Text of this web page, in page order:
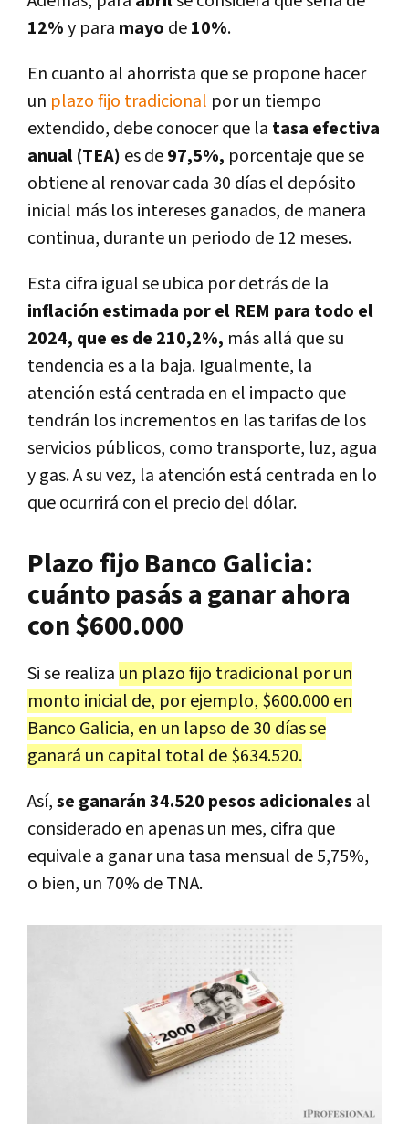
12%y para mayo de10%.
En cuanto al ahorrista que se propone hacer
un plazo fijo tradicional por un tiempo
extendido, debe conocer que la tasa efectiva
anual (TEA) es de97,5%, porcentaje que se
obtiene al renovar cada 30 días el depósito
inicial más los intereses ganados, de manera
continua, durante un periodo de 12 meses.
Esta cifra igual se ubica por detrás de la
inflación estimada por el REM para todo el
2024, que es de 210,2%, más allá que su
tendencia es a la baja. Igualmente, la
atención está centrada en el impacto que
tendrán los incrementos en las tarifas de los
servicios públicos, como transporte, luz, agua
y gas. A su vez, la atención está centrada en lo
que ocurrirá con el precio del dólar.
Plazo fijo Banco Galicia:
cuánto pasás a ganar ahora
con $600.000
Si se realiza un plazo fijo tradicional por un
monto inicial de, por ejemplo, $600.000 en
Banco Galicia, en un lapso de 30 días se
ganará un capital total de $634.520.
Así,se ganarán 34.520 pesos adicionales al
considerado en apenas un mes, cifra que
equivale a ganar una tasa mensual de 5,75%,
o bien, un 70% de TNA.